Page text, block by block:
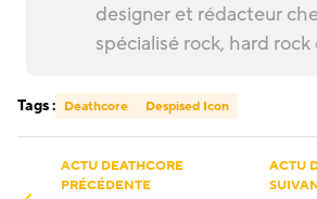
designer et rédacteur
spécialisé rock, hard
Tags : Deathcore Despised Icon
ACTU DEATHCORE
PRÉCÉDENTE
ACTU